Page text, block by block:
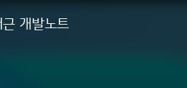
개발노트